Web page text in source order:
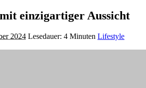
einzigartiger Aussicht
2024 Lesedauer: 4 Minuten Lifestyle